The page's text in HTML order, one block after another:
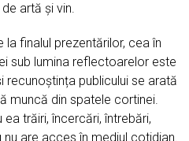
artă și vin.
finalul prezentărilor, cea în
sub lumina reflectoarelor este
recunoștința publicului se arată
muncă din spatele cortinei.
trăiri, încercări, întrebări,
are acces în mediul cotidian.